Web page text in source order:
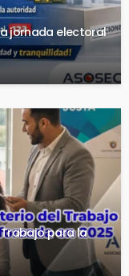
jornada electoral
para la